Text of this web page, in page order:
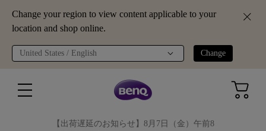
Change your region to view content applicable to your
location and shop online.
United States / English Change
【出荷遅延のお知らせ】8月7日（金）午前8